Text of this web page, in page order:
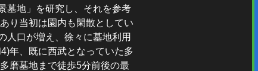
墓地」を研究し、それを参考
り当初は園内も閑散としてい
人口が増え、徐々に墓地利用
年、既に西武となっていた多
磨墓地まで徒歩5分前後の最